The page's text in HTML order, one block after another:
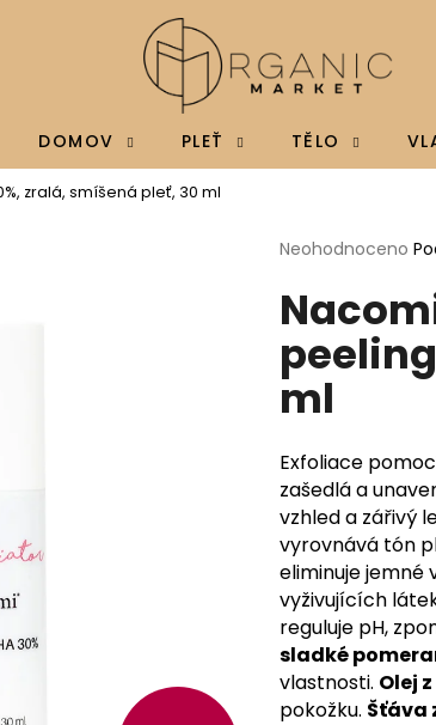
DOMOV PLEŤ TĚLO
zralá, smíšená pleť, 30 ml
Průměrné
produktu
je
5
hvězdiček.
Neohodnoceno
ml
Exfoliace
zašedlá a
vzhled a zářivý
vyrovnává tón
eliminuje jemné
vyživujících
reguluje pH,
sladké
vlastnosti. Olej
pokožku. Šťáva
Co potřebujete najít?
90 ROSTLINNÝCH KAPSLÍ
Kč
Původně:
IU /
699